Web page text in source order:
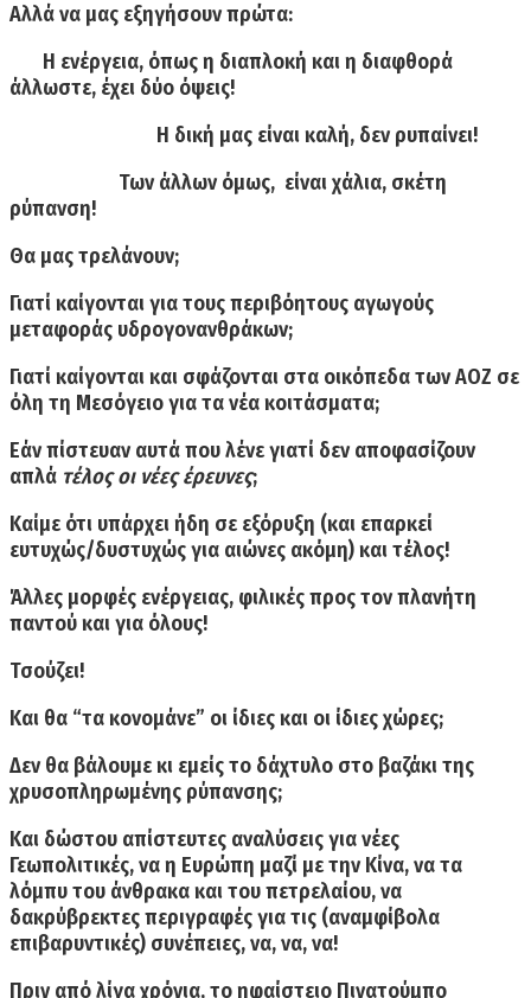
Αλλά να μας εξηγήσουν πρώτα:
Η ενέργεια, όπως η διαπλοκή και η διαφθορά
άλλωστε, έχει δύο όψεις!
Η δική μας είναι καλή, δεν ρυπαίνει!
Των άλλων όμως, είναι χάλια, σκέτη
ρύπανση!
Θα μας τρελάνουν;
Γιατί καίγονται για τους περιβόητους αγωγούς
μεταφοράς υδρογονανθράκων;
Γιατί καίγονται και σφάζονται στα οικόπεδα των ΑΟΖ σε
όλη τη Μεσόγειο για τα νέα κοιτάσματα;
Εάν πίστευαν αυτά που λένε γιατί δεν αποφασίζουν
απλά τέλος οι νέες έρευνες;
Καίμε ότι υπάρχει ήδη σε εξόρυξη (και επαρκεί
ευτυχώς/δυστυχώς για αιώνες ακόμη) και τέλος!
Άλλες μορφές ενέργειας, φιλικές προς τον πλανήτη
παντού και για όλους!
Τσούζει!
Και θα “τα κονομάνε” οι ίδιες και οι ίδιες χώρες;
Δεν θα βάλουμε κι εμείς το δάχτυλο στο βαζάκι της
χρυσοπληρωμένης ρύπανσης;
Και δώστου απίστευτες αναλύσεις για νέες
Γεωπολιτικές, να η Ευρώπη μαζί με την Κίνα, να τα
λόμπυ του άνθρακα και του πετρελαίου, να
δακρύβρεκτες περιγραφές για τις (αναμφίβολα
επιβαρυντικές) συνέπειες, να, να, να!
Πριν από λίγα χρόνια, το ηφαίστειο Πινατούμπο